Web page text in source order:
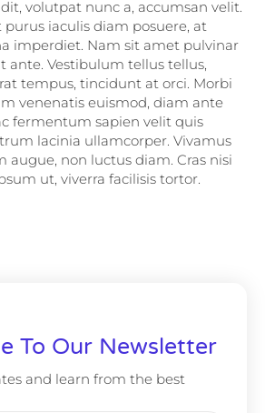
volutpat nunc a, accumsan velit.
iaculis diam posuere, at
imperdiet. Nam sit amet pulvinar
ante. Vestibulum tellus tellus,
tempus, tincidunt at orci. Morbi
venenatis euismod, diam ante
fermentum sapien velit quis
lacinia ullamcorper. Vivamus
non luctus diam. Cras nisi
ut, viverra facilisis tortor.
To Our Newsletter
and learn from the best